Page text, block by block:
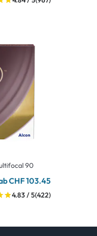
90
CHF 103.45
4.83 / 5(422)